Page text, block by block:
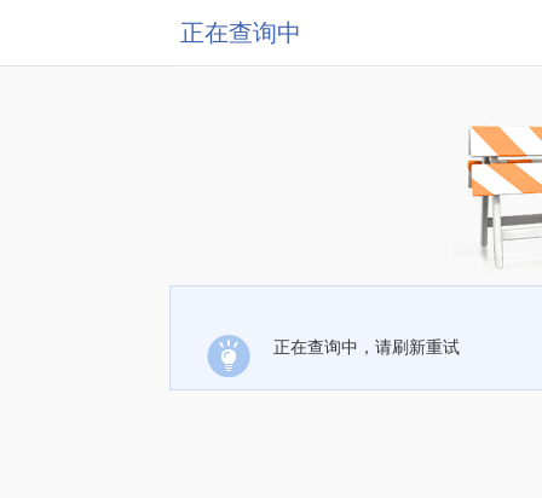
正在查询中
正在查询中，请刷新重试